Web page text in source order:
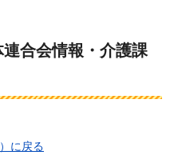
合会情報・介護課
に戻る